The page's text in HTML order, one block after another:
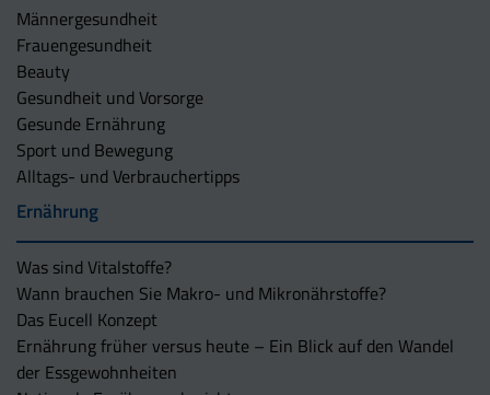
Männergesundheit
Frauengesundheit
Beauty
Gesundheit und Vorsorge
Gesunde Ernährung
Sport und Bewegung
Alltags- und Verbrauchertipps
Ernährung
Was sind Vitalstoffe?
Wann brauchen Sie Makro- und Mikronährstoffe?
Das Eucell Konzept
Ernährung früher versus heute – Ein Blick auf den Wandel
der Essgewohnheiten